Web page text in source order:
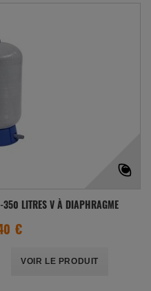
350 LITRES V À DIAPHRAGME
€
VOIR LE PRODUIT